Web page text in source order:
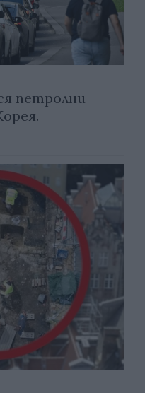
петролни